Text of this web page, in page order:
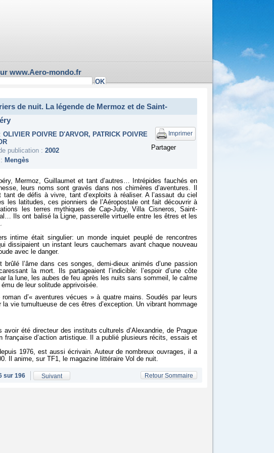
www.Aero-mondo.fr
de nuit. La légende de Mermoz et de Saint-
Imprimer
OLIVIER POIVRE D'ARVOR, PATRICK POIVRE
publication : 2002
Mengès
Partager
Mermoz, Guillaumet et tant d’autres… Intrépides fauchés en
leurs noms sont gravés dans nos chimères d’aventures. Il
tant de défis à vivre, tant d’exploits à réaliser. A l’assaut du ciel
les latitudes, ces pionniers de l’Aéropostale ont fait découvrir à
les terres mythiques de Cap-Juby, Villa Cisneros, Saint-
Ils ont balisé la Ligne, passerelle virtuelle entre les êtres et les
intime était singulier: un monde inquiet peuplé de rencontres
dissipaient un instant leurs cauchemars avant chaque nouveau
avec le danger.
brûlé l’âme dans ces songes, demi-dieux animés d’une passion
la mort. Ils partageaient l’indicible: l’espoir d’une côte
la lune, les aubes de feu après les nuits sans sommeil, le calme
de leur solitude apprivoisée.
d’« aventures vécues » à quatre mains. Soudés par leurs
vie tumultueuse de ces êtres d’exception. Un vibrant hommage
été directeur des instituts culturels d’Alexandrie, de Prague
française d’action artistique. Il a publié plusieurs récits, essais et
1976, est aussi écrivain. Auteur de nombreux ouvrages, il a
Il anime, sur TF1, le magazine littéraire Vol de nuit.
sur 196 Suivant Retour Sommaire